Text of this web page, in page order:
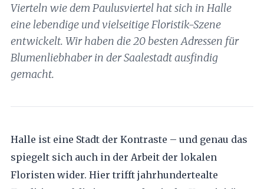
Vierteln wie dem Paulusviertel hat sich in Halle
eine lebendige und vielseitige Floristik-Szene
entwickelt. Wir haben die 20 besten Adressen für
Blumenliebhaber in der Saalestadt ausfindig
gemacht.
Halle ist eine Stadt der Kontraste – und genau das
spiegelt sich auch in der Arbeit der lokalen
Floristen wider. Hier trifft jahrhundertealte